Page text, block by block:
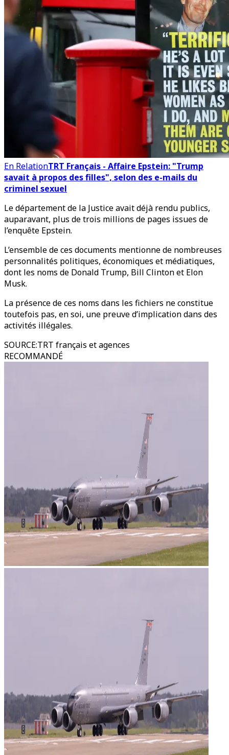
En RelationTRT Français - Affaire Epstein: "Trump
savait à propos des filles", selon des e-mails du
criminel sexuel
Le département de la Justice avait déjà rendu publics,
auparavant, plus de trois millions de pages issues de
l’enquête Epstein.
L’ensemble de ces documents mentionne de nombreuses
personnalités politiques, économiques et médiatiques,
dont les noms de Donald Trump, Bill Clinton et Elon
Musk.
La présence de ces noms dans les fichiers ne constitue
toutefois pas, en soi, une preuve d’implication dans des
activités illégales.
SOURCE:TRT français et agences
RECOMMANDÉ